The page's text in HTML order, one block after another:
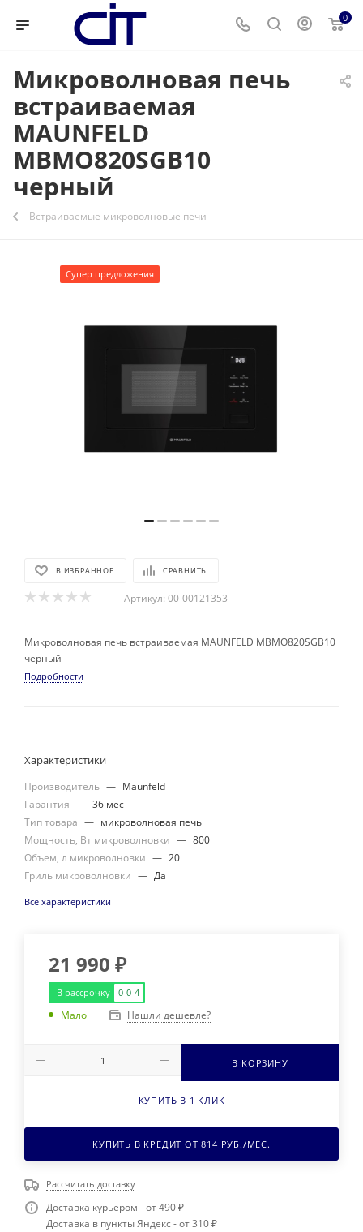
0
Микроволновая печь
встраиваемая
MAUNFELD
MBMO820SGB10
черный
Встраиваемые микроволновые печи
Супер предложения
В ИЗБРАННОЕ СРАВНИТЬ
Артикул: 00-00121353
Микроволновая печь встраиваемая MAUNFELD MBMO820SGB10
черный
Подробности
Характеристики
Производитель — Maunfeld
Гарантия — 36 мес
Тип товара — микроволновая печь
Мощность, Вт микроволновки — 800
Объем, л микроволновки — 20
Гриль микроволновки — Да
Все характеристики
21 990 ₽
В рассрочку 0-0-4
Мало Нашли дешевле?
В КОРЗИНУ
КУПИТЬ В 1 КЛИК
КУПИТЬ В КРЕДИТ ОТ814 РУБ./МЕС.
Рассчитать доставку
Доставка курьером - от 490 ₽
Доставка в пункты Яндекс - от 310 ₽